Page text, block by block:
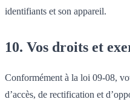
identifiants et son appareil.
10. Vos droits et
Conformément à la loi 09-08,
d’accès, de rectification et